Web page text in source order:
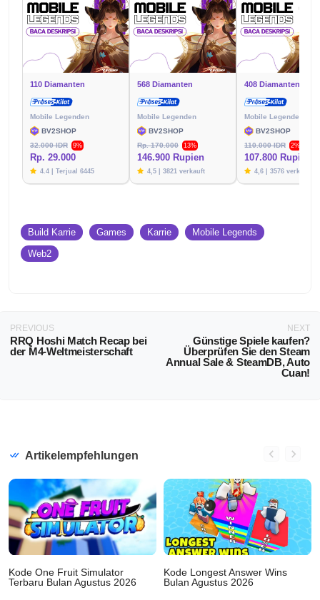
110 Diamanten
Mobile Legenden
BV2SHOP
32.000 IDR
9%
Rp. 29.000
4.4 | Terjual 6445
568 Diamanten
Mobile Legenden
BV2SHOP
Rp. 170.000
13%
146.900 Rupien
4,5 | 3821 verkauft
408 Diamanten
Mobile Legenden
BV2SHOP
110.000 IDR
2%
107.800 Rupien
4,6 | 3576 verkauft
Build Karrie Games Karrie
Mobile Legends
Web2
PREVIOUS
RRQ Hoshi Match Recap bei
der M4-Weltmeisterschaft
NEXT
Günstige Spiele kaufen?
Überprüfen Sie den Steam
Annual Sale & SteamDB, Auto
Cuan!
Artikelempfehlungen
Kode One Fruit Simulator
Terbaru Bulan Agustus 2026
Kode Longest Answer Wins
Bulan Agustus 2026